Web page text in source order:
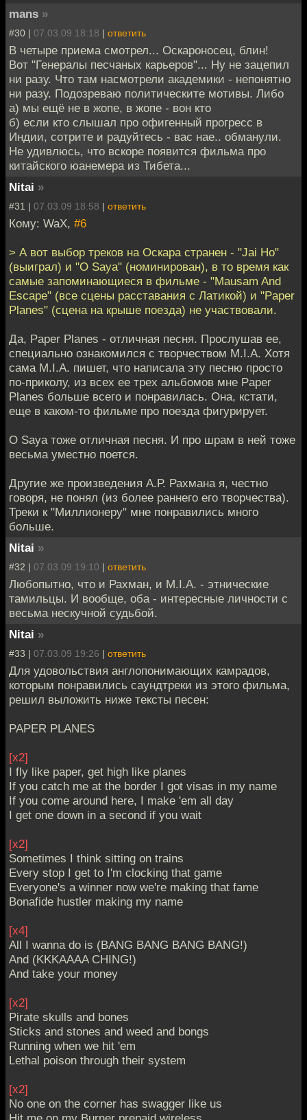
mans »
#30 | 07.03.09 18:18 | ответить
В четыре приема смотрел... Оскароносец, блин!
Вот "Генералы песчаных карьеров"... Ну не зацепил
ни разу. Что там насмотрели академики - непонятно
ни разу. Подозреваю политическите мотивы. Либо
а) мы ещё не в жопе, в жопе - вон кто
б) если кто слышал про офигенный прогресс в
Индии, сотрите и радуйтесь - вас нае.. обманули.
Не удивлюсь, что вскоре появится фильма про
китайского юанемера из Тибета...
Nitai »
#31 | 07.03.09 18:58 | ответить
Кому: WaX, #6
> А вот выбор треков на Оскара странен - "Jai Ho"
(выиграл) и "O Saya" (номинирован), в то время как
самые запоминающиеся в фильме - "Mausam And
Escape" (все сцены расставания с Латикой) и "Paper
Planes" (сцена на крыше поезда) не участвовали.
Да, Paper Planes - отличная песня. Прослушав ее,
специально ознакомился с творчеством M.I.A. Хотя
сама M.I.A. пишет, что написала эту песню просто
по-приколу, из всех ее трех альбомов мне Paper
Planes больше всего и понравилась. Она, кстати,
еще в каком-то фильме про поезда фигурирует.
O Saya тоже отличная песня. И про шрам в ней тоже
весьма уместно поется.
Другие же произведения А.Р. Рахмана я, честно
говоря, не понял (из более раннего его творчества).
Треки к "Миллионеру" мне понравились много
больше.
Nitai »
#32 | 07.03.09 19:10 | ответить
Любопытно, что и Рахман, и M.I.A. - этнические
тамильцы. И вообще, оба - интересные личности с
весьма нескучной судьбой.
Nitai »
#33 | 07.03.09 19:26 | ответить
Для удовольствия англопонимающих камрадов,
которым понравились саундтреки из этого фильма,
решил выложить ниже тексты песен:
PAPER PLANES
[x2]
I fly like paper, get high like planes
If you catch me at the border I got visas in my name
If you come around here, I make 'em all day
I get one down in a second if you wait
[x2]
Sometimes I think sitting on trains
Every stop I get to I'm clocking that game
Everyone's a winner now we're making that fame
Bonafide hustler making my name
[x4]
All I wanna do is (BANG BANG BANG BANG!)
And (KKKAAAA CHING!)
And take your money
[x2]
Pirate skulls and bones
Sticks and stones and weed and bongs
Running when we hit 'em
Lethal poison through their system
[x2]
No one on the corner has swagger like us